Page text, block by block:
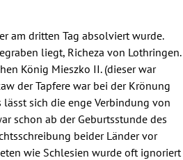
am dritten Tag absolviert wurde.
liegt, Richeza von Lothringen.
König Mieszko II. (dieser war
der Tapfere war bei der Krönung
sich die enge Verbindung von
schon ab der Geburtsstunde des
beider Länder vor
wie Schlesien wurde oft ignoriert